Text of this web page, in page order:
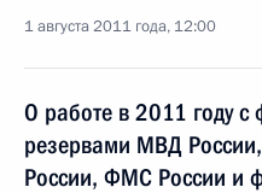
1 августа 2011 года, 12:00
О работе в 2011 году
резервами МВД
России, ФМС России и